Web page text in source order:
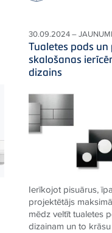
30.09.2024 – JAUNUMI
Tualetes pods un
skalošanas
dizains
Ierīkojot pisuārus,
projektētājs
mēdz veltīt tualetes
dizainam un to